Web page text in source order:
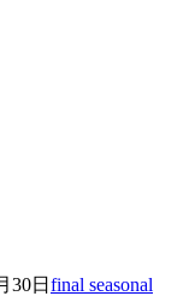
30日 final seasonal